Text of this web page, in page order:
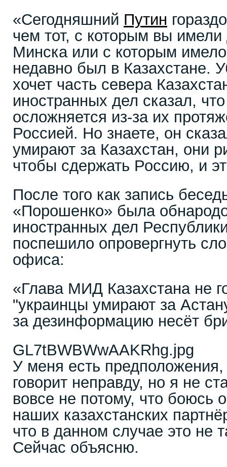
«Сегодняшний Путин
чем тот, с которым вы
Минска или с которым
недавно был в Казахстане.
хочет часть севера
иностранных дел сказал,
осложняется из-за их
Россией. Но знаете, он
умирают за Казахстан, они
чтобы сдержать Россию, и
После того как запись
«Порошенко» была
иностранных дел
поспешило опровергнуть
офиса:
«Глава МИД Казахстана не
"украинцы умирают за
за дезинформацию несёт
GL7tBWBWwAAKRhg.jpg
У меня есть предположения,
говорит неправду, но я не
вовсе не потому, что боюсь
наших казахстанских
что в данном случае это не
Сейчас объясню.